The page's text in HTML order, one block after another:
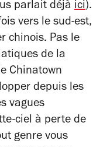
parlait déjà ici).
vers le sud-est,
chinois. Pas le
de la
Chinatown
depuis les
vagues
ciel à perte de
genre vous